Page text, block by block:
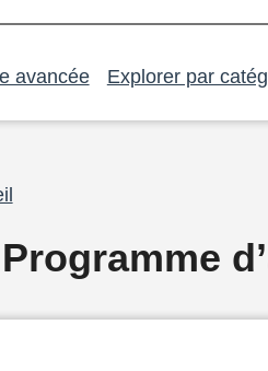
avancée Explorer par